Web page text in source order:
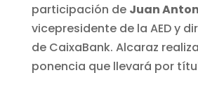
participación de Juan
vicepresidente de la AED y
de CaixaBank. Alcaraz
ponencia que llevará por